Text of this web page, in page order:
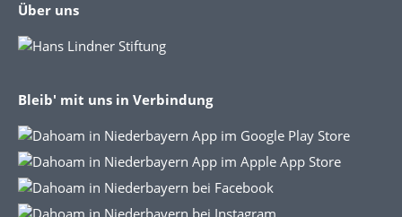
Über uns
Bleib' mit uns in Verbindung